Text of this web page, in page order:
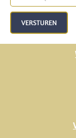
VERSTUREN